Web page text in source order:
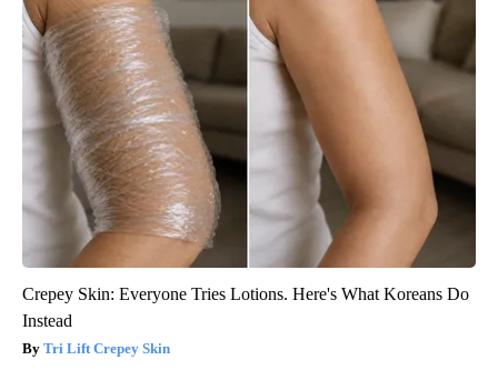
Crepey Skin: Everyone Tries Lotions. Here's What Koreans Do
Instead
Tri Lift Crepey Skin